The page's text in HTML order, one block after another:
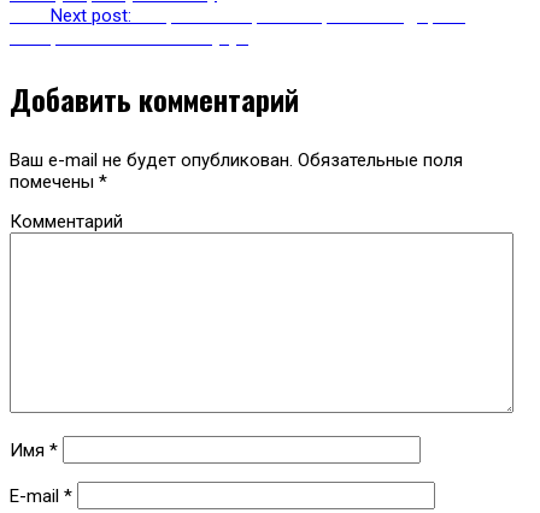
Next post:
Добавить комментарий
Ваш e-mail не будет опубликован. Обязательные поля
помечены *
Комментарий
Имя *
E-mail *